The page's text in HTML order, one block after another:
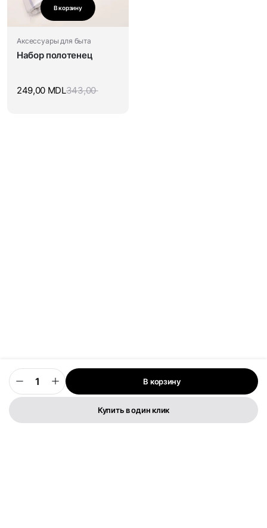
В корзину
Купить в один клик
В корзину
Аксессуары для быта
Набор полотенец
343,00
249,00 MDL